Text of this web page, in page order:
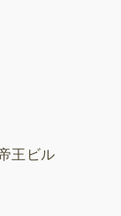
王ビル